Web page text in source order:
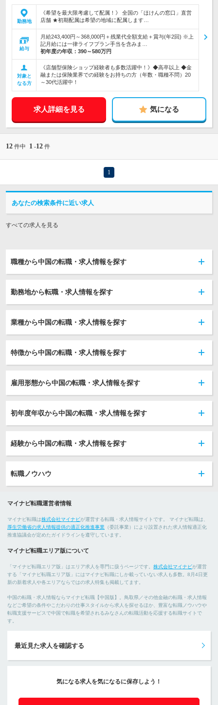
勤務地
《希望を最大限考慮して配属！》 全国の「ほけんの窓口」直営
店舗 ★初期配属は希望の地域に配属します…
給与
月給243,400円～368,000円＋残業代全額支給＋賞与(年2回) ※上
記月給には一律ライフプラン手当を含みま…
初年度の年収： 390～580万円
対象と
なる方
《店舗型保険ショップ経験者も多数活躍中！》◆高卒以上 ◆金
融または保険業界での経験をお持ちの方（年数・職種不問）20
～30代活躍中！
求人詳細を見る 気になる
12 件中 1 -12 件
1
あなたの検索条件に近い求人
すべての求人を見る
職種から中国の転職・求人情報を探す
勤務地から転職・求人情報を探す
業種から中国の転職・求人情報を探す
特徴から中国の転職・求人情報を探す
雇用形態から中国の転職・求人情報を探す
初年度年収から中国の転職・求人情報を探す
経験から中国の転職・求人情報を探す
転職ノウハウ
マイナビ転職運営者情報
マイナビ転職は株式会社マイナビが運営する転職・求人情報サイトです。 マイナビ転職は、
厚生労働省の求人情報提供の適正化推進事業 （委託事業）により設置された求人情報適正化
推進協議会が定めたガイドラインを遵守しています。
マイナビ転職エリア版について
「マイナビ転職エリア版」はエリア求人を専門に扱うページです。 株式会社マイナビが運営
する「マイナビ転職エリア版」にはマイナビ転職にしか載っていない求人も多数。8月4日更
新の新着求人や各エリアならではの求人特集も掲載してます。
中国の転職・求人情報ならマイナビ転職【中国版】。鳥取県／その他金融の転職・求人情報
などご希望の条件やこだわりの仕事スタイルから求人を探せるほか、豊富な転職ノウハウや
転職支援サービスで中国で転職を希望されるみなさんの転職活動を応援する転職サイトで
す。
最近見た求人を確認する
気になる求人を気になるに保存しよう！